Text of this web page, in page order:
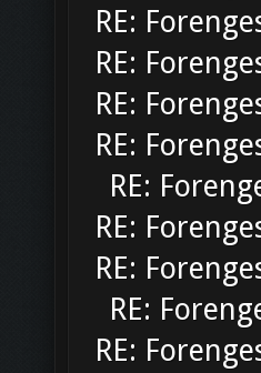
RE:
RE:
RE:
RE:
RE:
RE:
RE:
RE:
RE: